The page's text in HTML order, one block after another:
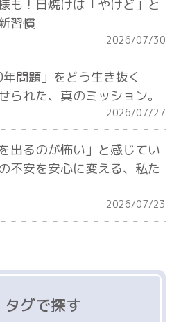
も！日焼けは「やけど」と
習慣
2026/07/30
問題」をどう生き抜く
られた、真のミッション。
2026/07/27
出るのが怖い」と感じてい
不安を安心に変える、私た
2026/07/23
タグで探す